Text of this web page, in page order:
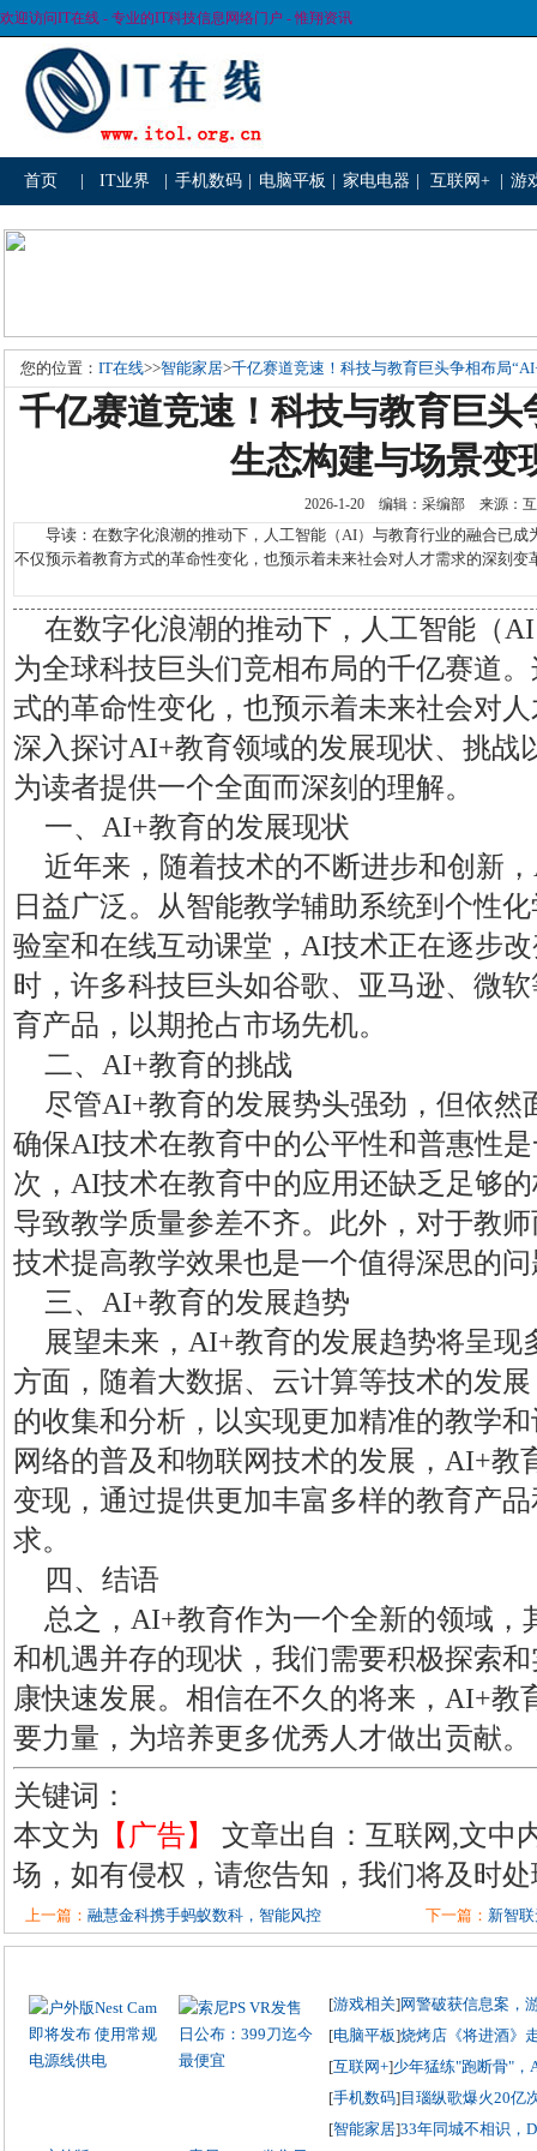
欢迎访问IT在线 - 专业的IT科技信息网络门户 - 惟翔资讯
首页 IT业界 手机数码 电脑平板 家电电器 互联网+ 游
您的位置： IT在线>>智能家居>千亿赛道竞速！科技与教育巨头争相布局
千亿赛道竞速！科技与教育巨
生态构建与场景变
2026-1-20 编辑：采编部 来源：
导读：在数字化浪潮的推动下，人工智能（AI）与教育行业的融合已成
不仅预示着教育方式的革命性变化，也预示着未来社会对人才需求的深刻变
在数字化浪潮的推动下，人工智能（
为全球科技巨头们竞相布局的千亿赛道
式的革命性变化，也预示着未来社会对
深入探讨AI+教育领域的发展现状、挑战
为读者提供一个全面而深刻的理解。
一、AI+教育的发展现状
近年来，随着技术的不断进步和创新
日益广泛。从智能教学辅助系统到个性
验室和在线互动课堂，AI技术正在逐步
时，许多科技巨头如谷歌、亚马逊、微
育产品，以期抢占市场先机。
二、AI+教育的挑战
尽管AI+教育的发展势头强劲，但依然
确保AI技术在教育中的公平性和普惠性
次，AI技术在教育中的应用还缺乏足够
导致教学质量参差不齐。此外，对于教
技术提高教学效果也是一个值得深思的
三、AI+教育的发展趋势
展望未来，AI+教育的发展趋势将呈现
方面，随着大数据、云计算等技术的发
的收集和分析，以实现更加精准的教学
网络的普及和物联网技术的发展，AI+教
变现，通过提供更加丰富多样的教育产
求。
四、结语
总之，AI+教育作为一个全新的领域，
和机遇并存的现状，我们需要积极探索
康快速发展。相信在不久的将来，AI+教
要力量，为培养更多优秀人才做出贡献。
关键词：
本文为 【广告】
文章出自：互联网,文中
场，如有侵权，请您告知，我们将及时
上一篇： 融慧金科携手蚂蚁数科，智能风控 下一篇： 新智
[游戏相关]网警破获信息案，
[电脑平板]烧烤店《将进酒》
[互联网+]少年猛练"跑断骨"，
[手机数码]目瑙纵歌爆火20亿
[智能家居]33年同城不相识，